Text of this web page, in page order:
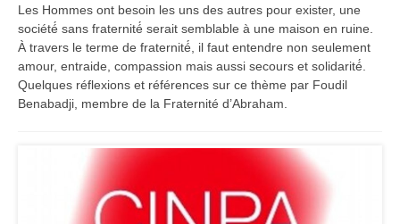
Les Hommes ont besoin les uns des autres pour exister, une
société́ sans fraternité́ serait semblable à une maison en ruine.
À travers le terme de fraternité́, il faut entendre non seulement
amour, entraide, compassion mais aussi secours et solidarité́.
Quelques réflexions et références sur ce thème par Foudil
Benabadji, membre de la Fraternité d’Abraham.